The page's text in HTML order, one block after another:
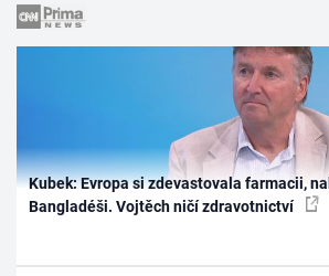
Kubek: Evropa si zdevastovala farmacii,
Bangladéši. Vojtěch ničí zdravotnictví